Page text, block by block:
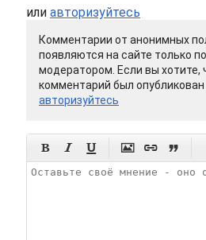
или авторизуйтесь
Комментарии от анонимных
появляются на сайте только
модератором. Если вы хотите,
комментарий был опубликован
авторизуйтесь
     